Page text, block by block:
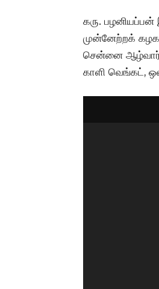
கரு. பழனியப்பன்
முன்னேற்றக்
சென்னை
காளி வெங்கட்,